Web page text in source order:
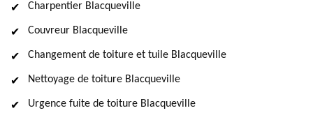
Charpentier Blacqueville
Couvreur Blacqueville
Changement de toiture et tuile Blacqueville
Nettoyage de toiture Blacqueville
Urgence fuite de toiture Blacqueville